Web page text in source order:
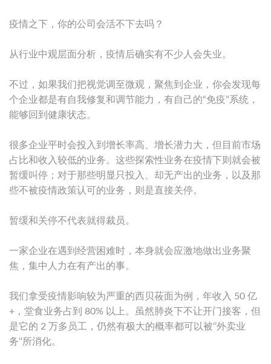
疫情之下，你的公司会活不下去吗？
从行业中观层面分析，疫情后确实有不少人会失业。
不过，如果我们把视觉调至微观，聚焦到企业，你会发现每
个企业都是有自我修复和调节能力，有自己的“免疫”系统，
能够回到健康状态。
很多企业平时会投入到增长率高、增长潜力大，但目前市场
占比和收入较低的业务。这些探索性业务在疫情下则就会被
暂缓叫停；对于那些明显只投入、却无产出的业务，以及那
些不被疫情政策认可的业务，则是直接关停。
暂缓和关停不代表就得裁员。
一家企业在遇到经营困难时，本身就会应激地做出业务聚
焦，集中人力在有产出的事。
我们拿受疫情影响较为严重的西贝莜面为例，年收入 50 亿
+，堂食业务占到 80% 以上。虽然肺炎下不让开门接客，但
是它的 2 万多员工，仍然有极大的概率都可以被‘’外卖业
务‘‘所消化。